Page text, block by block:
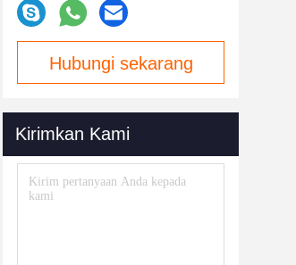
Hubungi sekarang
Kirimkan Kami